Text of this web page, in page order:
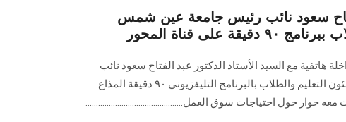
سعود نائب رئيس جامعة عين شمس
على قناة المحور
هاتفية مع السيد الأستاذ الدكتور عبد الفتاح سعود نائب
رئيس جامعة عين شمس لشئون التعليم والطلاب بالبرنامج التليفزيوني ٩٠ دقيقة المذاع
حوار حول احتياجات سوق العمل..............................................